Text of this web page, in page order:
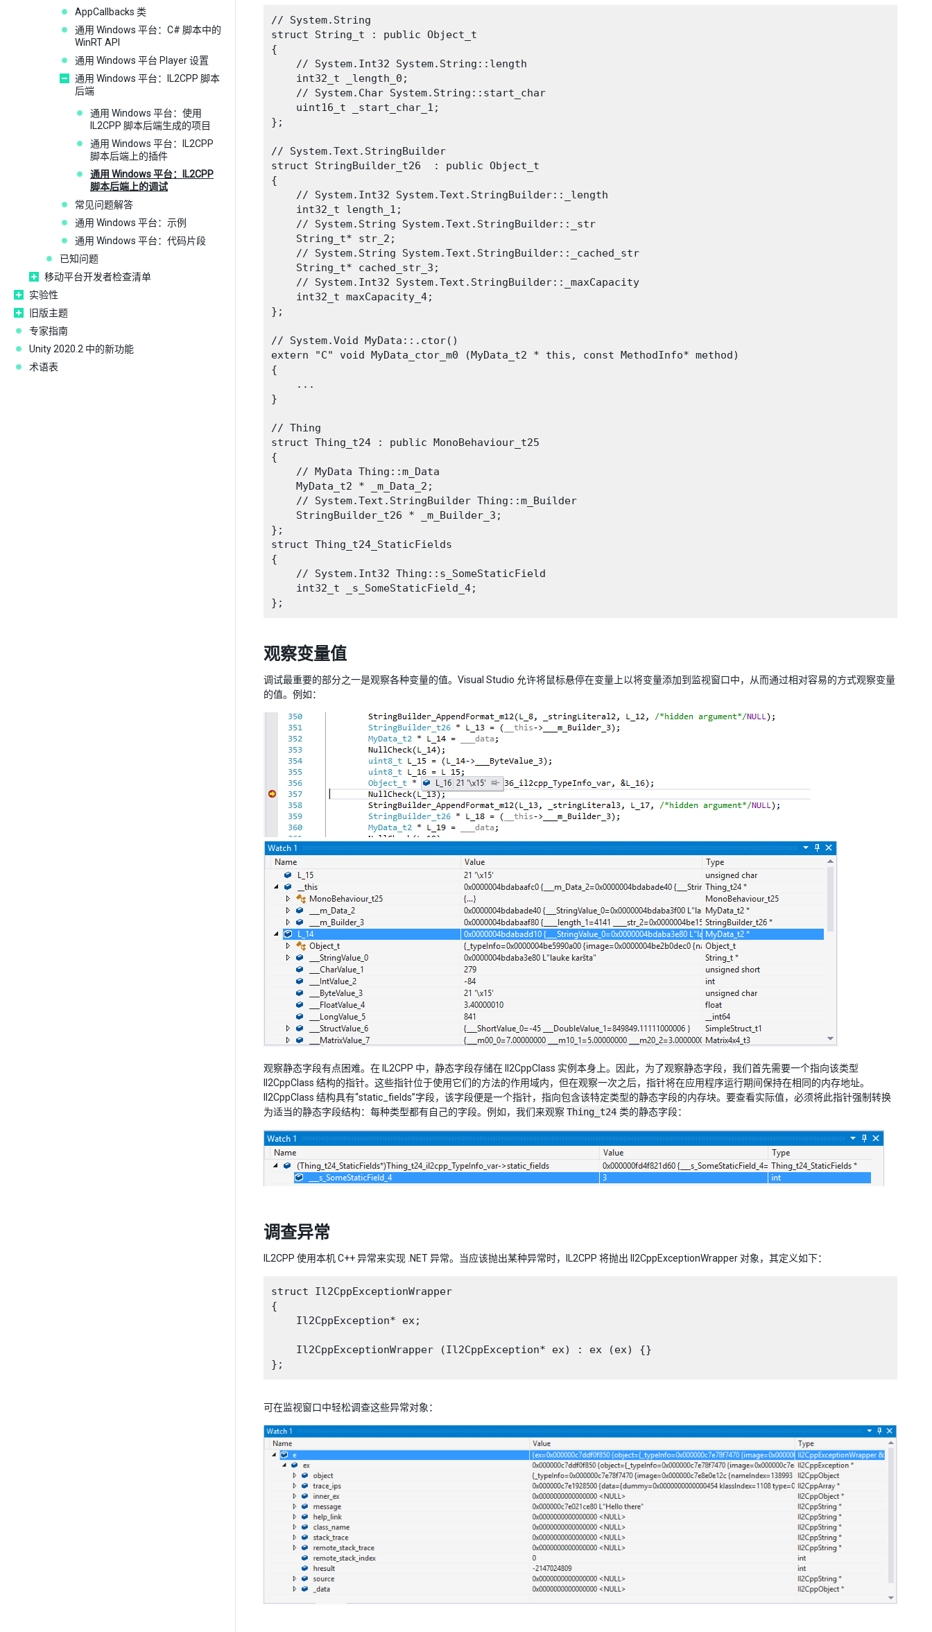
AppCallbacks 类
通用 Windows 平台：C# 脚本中的
WinRT API
通用 Windows 平台 Player 设置
通用 Windows 平台：IL2CPP 脚本
后端
通用 Windows 平台：使用
IL2CPP 脚本后端生成的项目
通用 Windows 平台：IL2CPP
脚本后端上的插件
通用 Windows 平台：IL2CPP
脚本后端上的调试
常见问题解答
通用 Windows 平台：示例
通用 Windows 平台：代码片段
已知问题
移动平台开发者检查清单
实验性
旧版主题
专家指南
Unity 2020.2 中的新功能
术语表
// System.String
struct String_t : public Object_t
{
    // System.Int32 System.String::length
    int32_t _length_0;
    // System.Char System.String::start_char
    uint16_t _start_char_1;
};
// System.Text.StringBuilder
struct StringBuilder_t26  : public Object_t
{
    // System.Int32 System.Text.StringBuilder::_length
    int32_t length_1;
    // System.String System.Text.StringBuilder::_str
    String_t* str_2;
    // System.String System.Text.StringBuilder::_cached_str
    String_t* cached_str_3;
    // System.Int32 System.Text.StringBuilder::_maxCapacity
    int32_t maxCapacity_4;
};
// System.Void MyData::.ctor()
extern "C" void MyData_ctor_m0 (MyData_t2 * this, const MethodInfo* method)
{
    ...
}
// Thing
struct Thing_t24 : public MonoBehaviour_t25
{
    // MyData Thing::m_Data
    MyData_t2 * _m_Data_2;
    // System.Text.StringBuilder Thing::m_Builder
    StringBuilder_t26 * _m_Builder_3;
};
struct Thing_t24_StaticFields
{
    // System.Int32 Thing::s_SomeStaticField
    int32_t _s_SomeStaticField_4;
观察变量值
调试最重要的部分之一是观察各种变量的值。Visual Studio 允许将鼠标悬停在变量上以将变量添加到监视窗口中，从而通过相对容易的方式观察变量
的值。例如：
观察静态字段有点困难。在 IL2CPP 中，静态字段存储在 Il2CppClass 实例本身上。因此，为了观察静态字段，我们首先需要一个指向该类型
Il2CppClass 结构的指针。这些指针位于使用它们的方法的作用域内，但在观察一次之后，指针将在应用程序运行期间保持在相同的内存地址。
Il2CppClass 结构具有“static_fields”字段，该字段便是一个指针，指向包含该特定类型的静态字段的内存块。要查看实际值，必须将此指针强制转换
为适当的静态字段结构：每种类型都有自己的字段。例如，我们来观察Thing_t24 类的静态字段：
调查异常
IL2CPP 使用本机 C++ 异常来实现 .NET 异常。当应该抛出某种异常时，IL2CPP 将抛出 Il2CppExceptionWrapper 对象，其定义如下：
struct Il2CppExceptionWrapper
{
    Il2CppException* ex;
    Il2CppExceptionWrapper (Il2CppException* ex) : ex (ex) {}
可在监视窗口中轻松调查这些异常对象：